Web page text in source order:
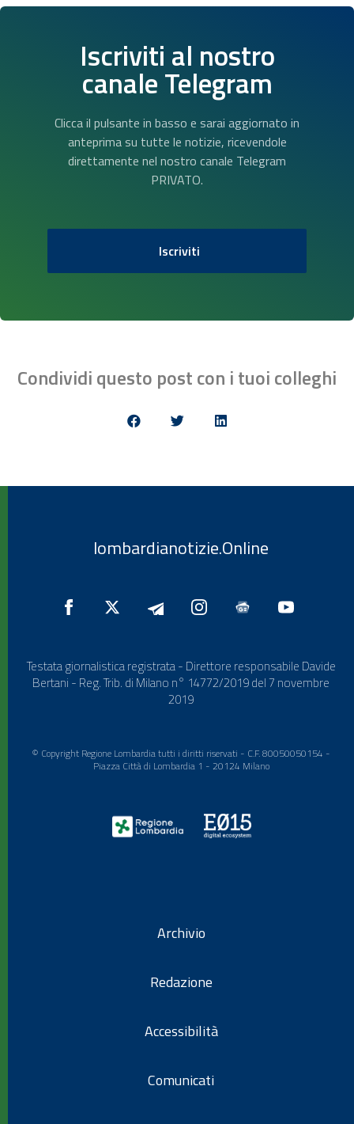
Iscriviti al nostro
canale Telegram
Clicca il pulsante in basso e sarai aggiornato in
anteprima su tutte le notizie, ricevendole
direttamente nel nostro canale Telegram
PRIVATO.
Iscriviti
Condividi questo post con i tuoi colleghi
lombardianotizie.Online
Testata giornalistica registrata - Direttore responsabile Davide
Bertani - Reg. Trib. di Milano n° 14772/2019 del 7 novembre
2019
© Copyright Regione Lombardia tutti i diritti riservati - C.F. 80050050154 -
Piazza Città di Lombardia 1 - 20124 Milano
Archivio
Redazione
Accessibilità
Comunicati